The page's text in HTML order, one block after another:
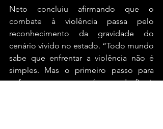
Neto concluiu afirmando que o
combate à violência passa pelo
reconhecimento da gravidade do
cenário vivido no estado. “Todo mundo
sabe que enfrentar a violência não é
simples. Mas o primeiro passo para
enfrentar essa guerra é parar de fingir